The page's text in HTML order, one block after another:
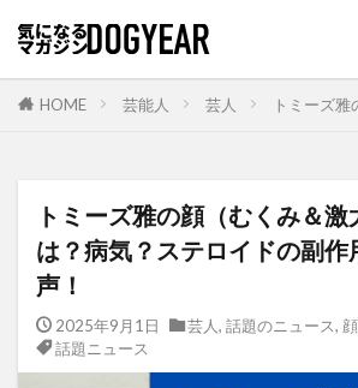
HOME 芸能人 芸人 トミーズ
トミーズ雅の顔（むくみ＆激
は？病気？ステロイドの副作
声！
2025年9月1日 芸人, 話題のニュース,
話題ニュース